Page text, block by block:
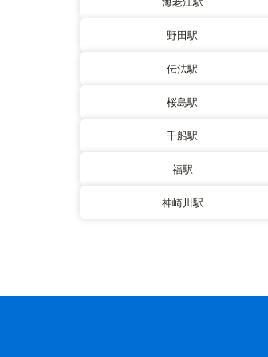
野田駅
伝法駅
桜島駅
千船駅
福駅
神崎川駅